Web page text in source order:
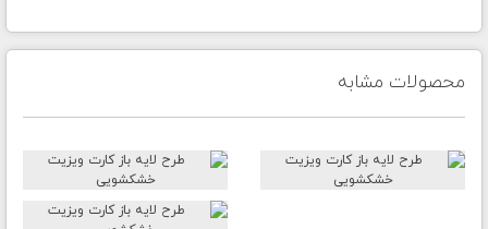
محصولات مشابه